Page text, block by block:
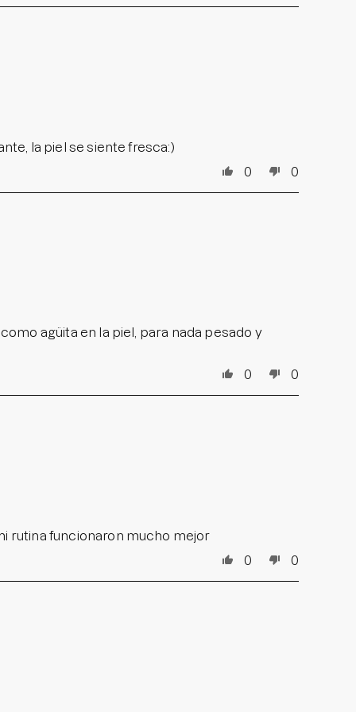
la piel se siente fresca:)
0
0
agüita en la piel, para nada pesado y
0 0
rutina funcionaron mucho mejor
0
0